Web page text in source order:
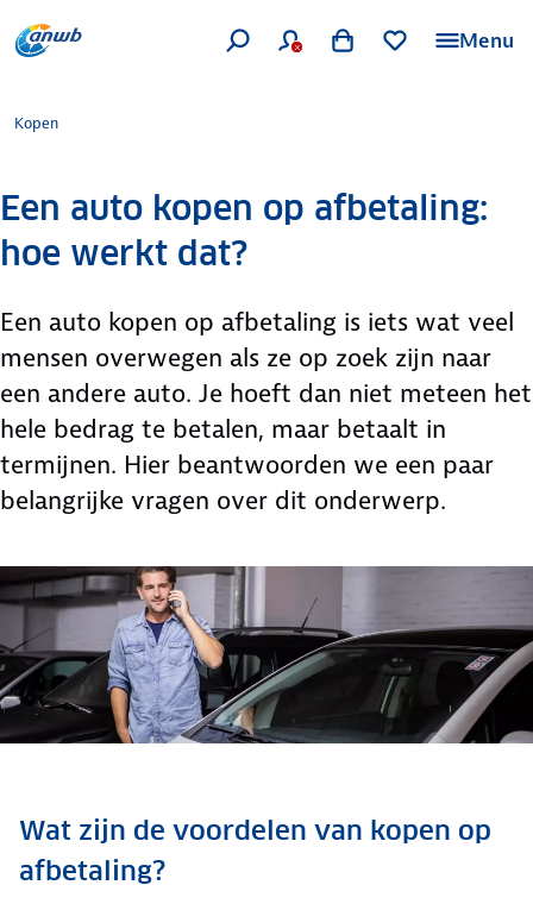
Menu
Kopen
Een auto kopen op afbetaling:
hoe werkt dat?
Een auto kopen op afbetaling is iets wat veel
mensen overwegen als ze op zoek zijn naar
een andere auto. Je hoeft dan niet meteen het
hele bedrag te betalen, maar betaalt in
termijnen. Hier beantwoorden we een paar
belangrijke vragen over dit onderwerp.
Wat zijn de voordelen van kopen op
afbetaling?